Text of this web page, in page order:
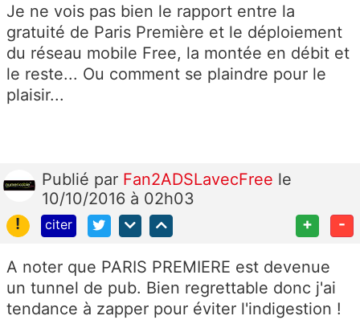
Je ne vois pas bien le rapport entre la
gratuité de Paris Première et le déploiement
du réseau mobile Free, la montée en débit et
le reste... Ou comment se plaindre pour le
plaisir...
Publié par Fan2ADSLavecFree le
10/10/2016 à 02h03
!
citer + -
A noter que PARIS PREMIERE est devenue
un tunnel de pub. Bien regrettable donc j'ai
tendance à zapper pour éviter l'indigestion !